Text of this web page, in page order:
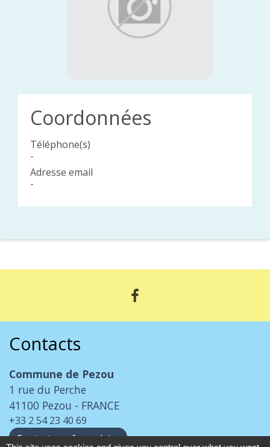
Coordonnées
Téléphone(s)
-
Adresse email
-
Contacts
Commune de Pezou
1 rue du Perche
41100 Pezou - FRANCE
+33 2 54 23 40 69
Contact par formulaire